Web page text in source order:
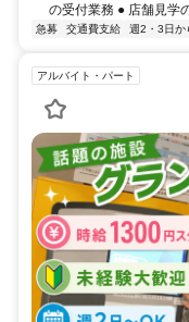
の受付業務 ● 店舗見学
急募 交通費支給 週2・3日か
アルバイト・パート